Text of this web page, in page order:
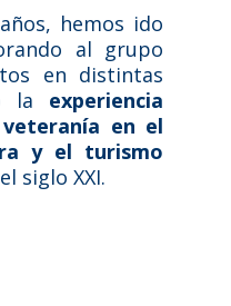
hemos ido
al grupo
en distintas
la experiencia
en el
y el turismo
siglo XXI.